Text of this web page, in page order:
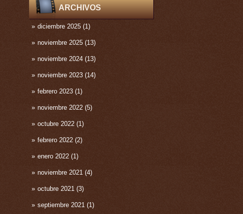
ARCHIVOS
diciembre 2025 (1)
noviembre 2025 (13)
noviembre 2024 (13)
noviembre 2023 (14)
febrero 2023 (1)
noviembre 2022 (5)
octubre 2022 (1)
febrero 2022 (2)
enero 2022 (1)
noviembre 2021 (4)
octubre 2021 (3)
septiembre 2021 (1)